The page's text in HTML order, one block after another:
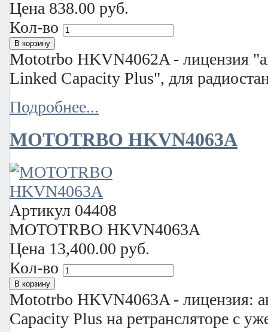
Цена 838.00 руб.
Кол-во
Mototrbo HKVN4062A - лицензия
Linked Capacity Plus", для
Подробнее...
MOTOTRBO HKVN4063A
Артикул 04408
MOTOTRBO HKVN4063A
Цена 13,400.00 руб.
Кол-во
Mototrbo HKVN4063A - лицензия:
Capacity Plus на ретрансляторе с